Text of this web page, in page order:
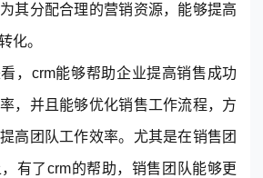
其分配合理的营销资源，能够提高
化。
，crm能够帮助企业提高销售成功
，并且能够优化销售工作流程，方
高团队工作效率。尤其是在销售团
有了crm的帮助，销售团队能够更